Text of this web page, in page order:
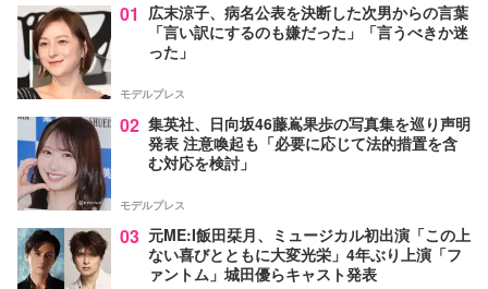
01 広末涼子、病名公表を決断した次男からの言葉
「言い訳にするのも嫌だった」「言うべきか迷
った」
モデルプレス
02 集英社、日向坂46藤嶌果歩の写真集を巡り声明
発表 注意喚起も「必要に応じて法的措置を含
む対応を検討」
モデルプレス
03 元ME:I飯田栞月、ミュージカル初出演「この上
ない喜びとともに大変光栄」4年ぶり上演「フ
ァントム」城田優らキャスト発表